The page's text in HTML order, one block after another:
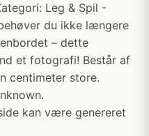
Leg & Spil -
du ikke længere
– dette
et fotografi! Består af
centimeter store.
kan være genereret